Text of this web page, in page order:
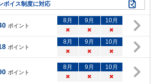
ボイス制度に対応
ポイント
8月 9月 10月
×
× ×
ポイント
8月 9月 10月
×
× ×
ポイント
8月 9月 10月
×
× ×